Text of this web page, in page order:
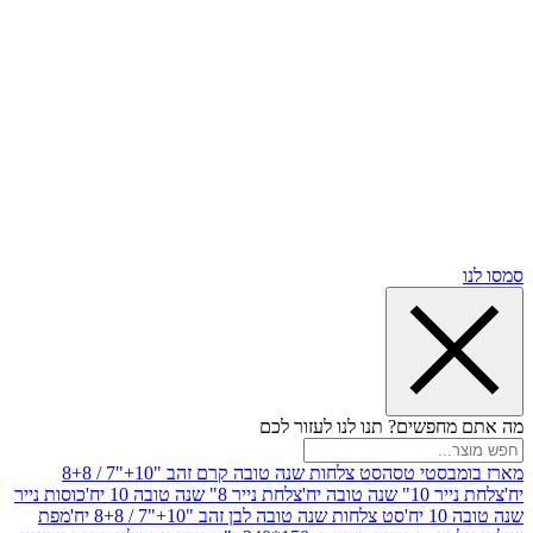
תנו לנו לעזור לכם
טסה
סט צלחות שנה טובה קרם זהב "10+"7 / 8+8
יח'
צלחת נייר 8" שנה טובה 10 יח'
כוסות נייר
סט צלחות שנה טובה לבן זהב "10+"7 / 8+8 יח'
מפת